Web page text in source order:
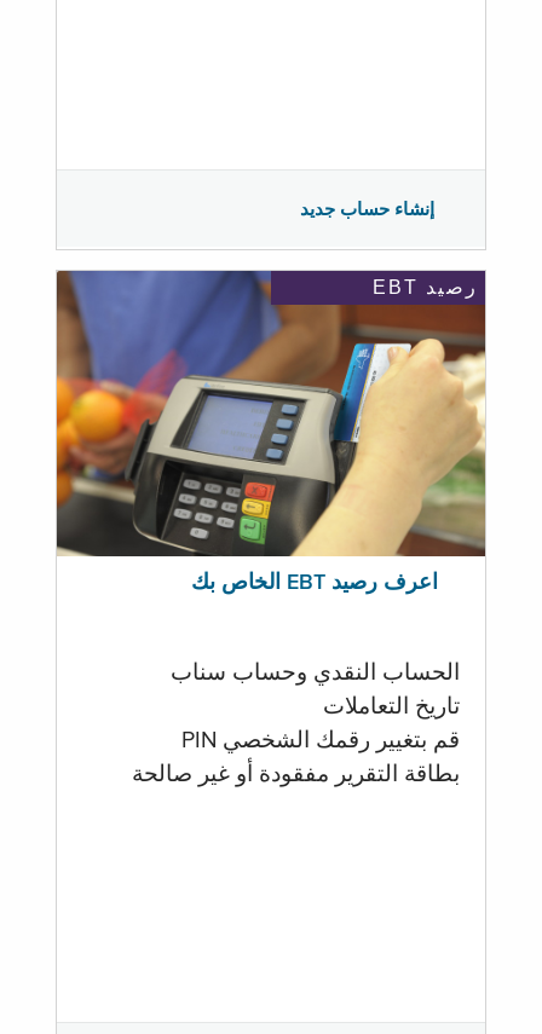
إنشاء حساب جديد
رصيد EBT
اعرف رصيد EBT الخاص بك
الحساب النقدي وحساب سناب
تاريخ التعاملات
قم بتغيير رقمك الشخصي PIN
بطاقة التقرير مفقودة أو غير صالحة